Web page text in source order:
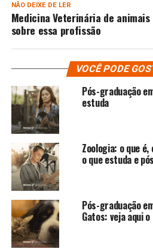
NÃO DEIXE DE LER
Medicina Veterinária de
sobre essa profissão
VOCÊ PODE
Pós-graduação
estuda
Zoologia: o que
o que estuda e
Pós-graduação
Gatos: veja aqui